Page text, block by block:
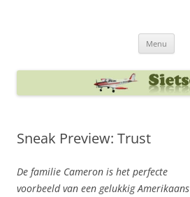
Menu
Sneak Preview: Trust
De familie Cameron is het perfecte
voorbeeld van een gelukkig Amerikaans